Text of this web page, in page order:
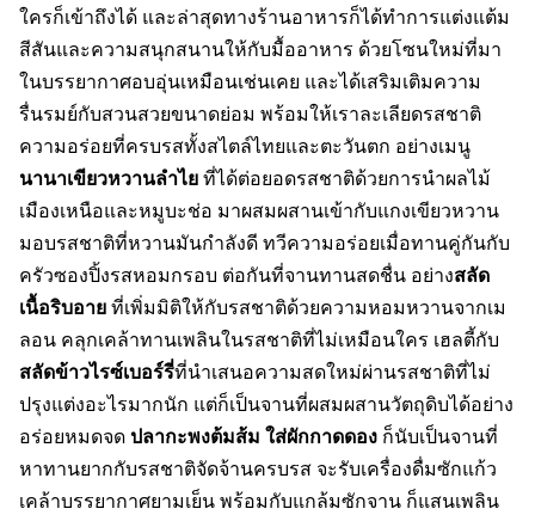
ใครก็เข้าถึงได้ และล่าสุดทางร้านอาหารก็ได้ทำการแต่งแต้ม
สีสันและความสนุกสนานให้กับมื้ออาหาร ด้วยโซนใหม่ที่มา
ในบรรยากาศอบอุ่นเหมือนเช่นเคย และได้เสริมเติมความ
รื่นรมย์กับสวนสวยขนาดย่อม พร้อมให้เราละเลียดรสชาติ
ความอร่อยที่ครบรสทั้งสไตล์ไทยและตะวันตก อย่างเมนู
นานาเขียวหวานลำไยที่ได้ต่อยอดรสชาติด้วยการนำผลไม้
เมืองเหนือและหมูบะช่อ มาผสมผสานเข้ากับแกงเขียวหวาน
มอบรสชาติที่หวานมันกำลังดี ทวีความอร่อยเมื่อทานคู่กันกับ
ครัวซองปิ้งรสหอมกรอบ ต่อกันที่จานทานสดชื่น อย่างสลัด
เนื้อริบอายที่เพิ่มมิติให้กับรสชาติด้วยความหอมหวานจากเม
ลอน คลุกเคล้าทานเพลินในรสชาติที่ไม่เหมือนใคร เฮลตี้กับ
สลัดข้าวไรซ์เบอร์รี่ที่นำเสนอความสดใหม่ผ่านรสชาติที่ไม่
ปรุงแต่งอะไรมากนัก แต่ก็เป็นจานที่ผสมผสานวัตถุดิบได้อย่าง
อร่อยหมดจดปลากะพงต้มส้ม ใส่ผักกาดดอง ก็นับเป็นจานที่
หาทานยากกับรสชาติจัดจ้านครบรส จะรับเครื่องดื่มซักแก้ว
เคล้าบรรยากาศยามเย็น พร้อมกับแกล้มซักจาน ก็แสนเพลิน